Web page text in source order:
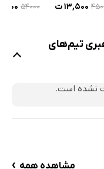
۱۳,۵۰۰ ت ۵۴۰۰۰
تیم‌های
نشده است.
مشاهده همه ›